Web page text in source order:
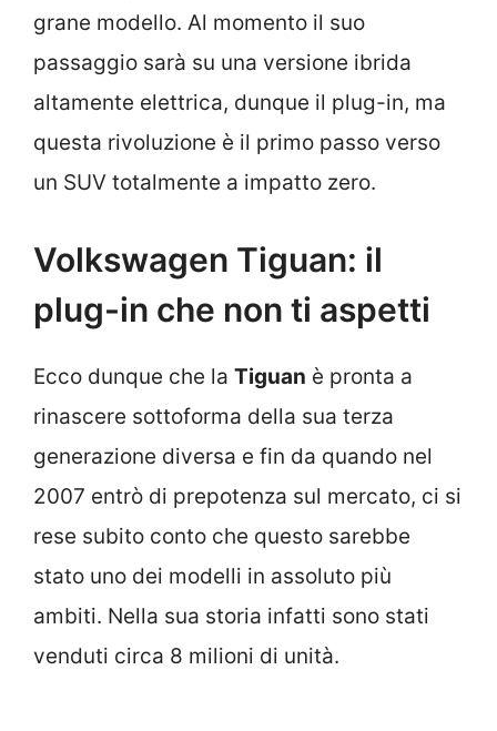
grane modello. Al momento il suo
passaggio sarà su una versione ibrida
altamente elettrica, dunque il plug-in, ma
questa rivoluzione è il primo passo verso
un SUV totalmente a impatto zero.
Volkswagen Tiguan: il
plug-in che non ti aspetti
Ecco dunque che la Tiguan è pronta a
rinascere sottoforma della sua terza
generazione diversa e fin da quando nel
2007 entrò di prepotenza sul mercato, ci si
rese subito conto che questo sarebbe
stato uno dei modelli in assoluto più
ambiti. Nella sua storia infatti sono stati
venduti circa 8 milioni di unità.